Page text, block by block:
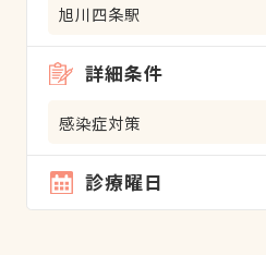
旭川四条駅
詳細条件
感染症対策
診療曜日